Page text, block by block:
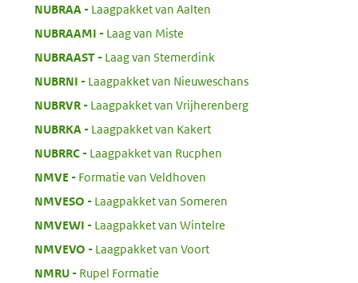
NUBRAA
Laagpakket van Aalten
NUBRAAMI
Laag van Miste
NUBRAAST:
Laag van Stemerdink
NUBRNI
Laagpakket van Nieuweschans
NUBRVR:
Laagpakket van Vrijherenberg
NUBRKA
Laagpakket van Kakert
NUBRRC:
Laagpakket van Rucphen
NMVE
Formatie van Veldhoven
NMVESO
Laagpakket van Someren
NMVEWI
Laagpakket van Wintelre
NMVEVO
Laagpakket van Voort
NMRU:
Rupel Formatie